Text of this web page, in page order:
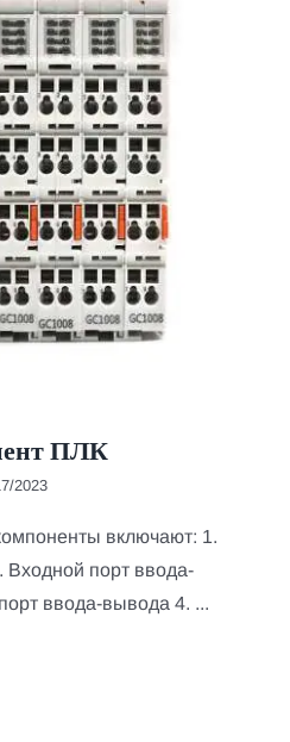
ПЛК
2023
включают: 1.
Входной порт ввода-
ввода-вывода 4. ...